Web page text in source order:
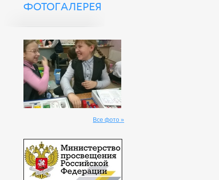
ФОТОГАЛЕРЕЯ
Все фото »